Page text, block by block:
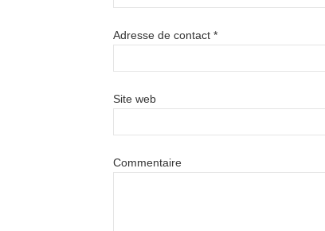
Adresse de contact *
Site web
Commentaire